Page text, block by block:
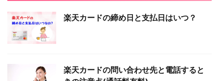
楽天カードの締め日と支払日はいつ？
楽天カードの問い合わせ先と電話すると